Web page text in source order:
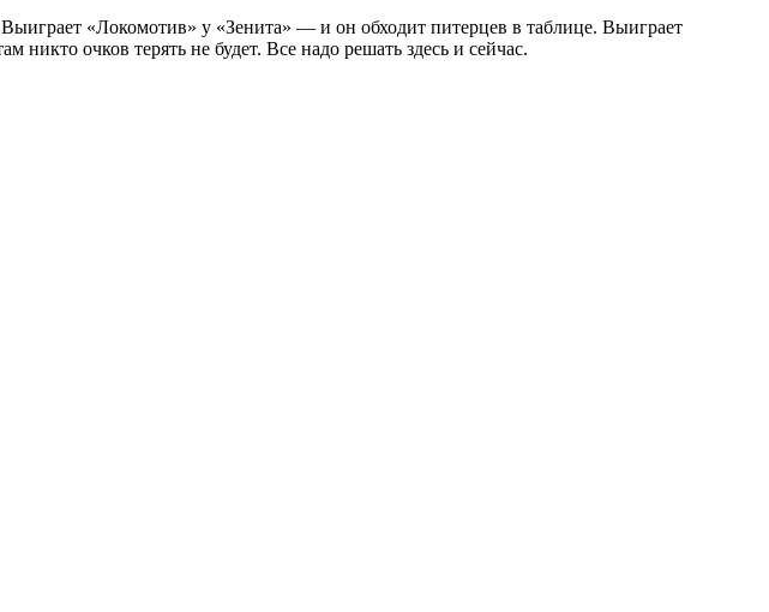
«Локомотив» у «Зенита» — и он обходит питерцев в таблице. Выиграет
очков терять не будет. Все надо решать здесь и сейчас.